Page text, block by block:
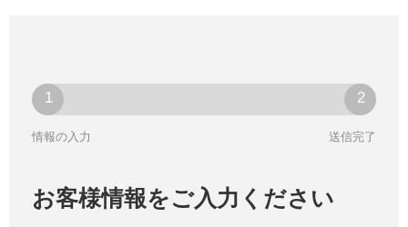
情報の入力 送信完了
お客様情報をご入力ください